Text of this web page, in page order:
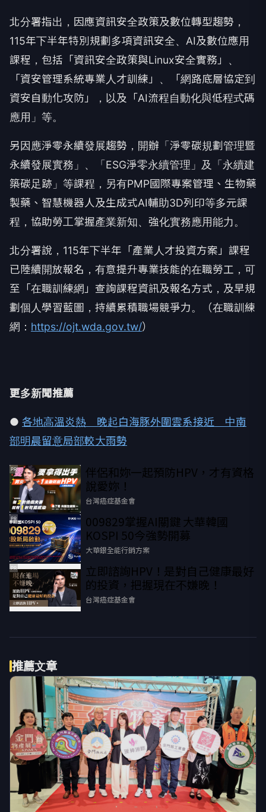
北分署指出，因應資訊安全政策及數位轉型趨勢，
115年下半年特別規劃多項資訊安全、AI及數位應用
課程，包括「資訊安全政策與Linux安全實務」、
「資安管理系統專業人才訓練」、「網路底層協定到
資安自動化攻防」，以及「AI流程自動化與低程式碼
應用」等。
另因應淨零永續發展趨勢，開辦「淨零碳規劃管理暨
永續發展實務」、「ESG淨零永續管理」及「永續建
築碳足跡」等課程，另有PMP國際專案管理、生物藥
製藥、智慧機器人及生成式AI輔助3D列印等多元課
程，協助勞工掌握產業新知、強化實務應用能力。
北分署說，115年下半年「產業人才投資方案」課程
已陸續開放報名，有意提升專業技能的在職勞工，可
至「在職訓練網」查詢課程資訊及報名方式，及早規
劃個人學習藍圖，持續累積職場競爭力。（在職訓練
網： https://ojt.wda.gov.tw/）
更多新聞推薦
● 各地高溫炎熱 晚起白海豚外圍雲系接近 中南
部明晨留意局部較大雨勢
PR
伴侶和妳一起預防HPV，才有資格
說愛妳！
台灣癌症基金會
PR
009829掌握AI關鍵 大華韓國
KOSPI 50今強勢開募
大華銀全能行銷方案
PR
立即諮詢HPV！是對自己健康最好
的投資，把握現在不嫌晚！
台灣癌症基金會
推薦文章